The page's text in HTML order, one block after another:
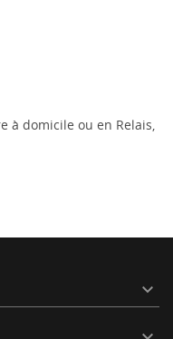
à domicile ou en Relais,
